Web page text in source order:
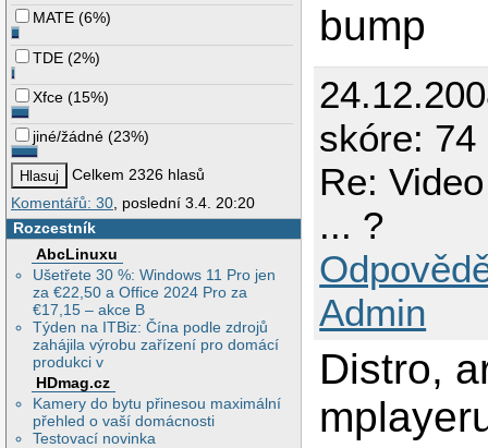
MATE (6%)
TDE (2%)
Xfce (15%)
jiné/žádné (23%)
Celkem 2326 hlasů
Komentářů: 30 , poslední 3.4. 20:20
Rozcestník
AbcLinuxu
Ušetřete 30 %: Windows 11 Pro jen
za €22,50 a Office 2024 Pro za
€17,15 – akce B
Týden na ITBiz: Čína podle zdrojů
zahájila výrobu zařízení pro domácí
produkci v
HDmag.cz
Kamery do bytu přinesou maximální
přehled o vaší domácnosti
Testovací novinka
bump
skóre:
Re:
... ?
Admin
Distro,